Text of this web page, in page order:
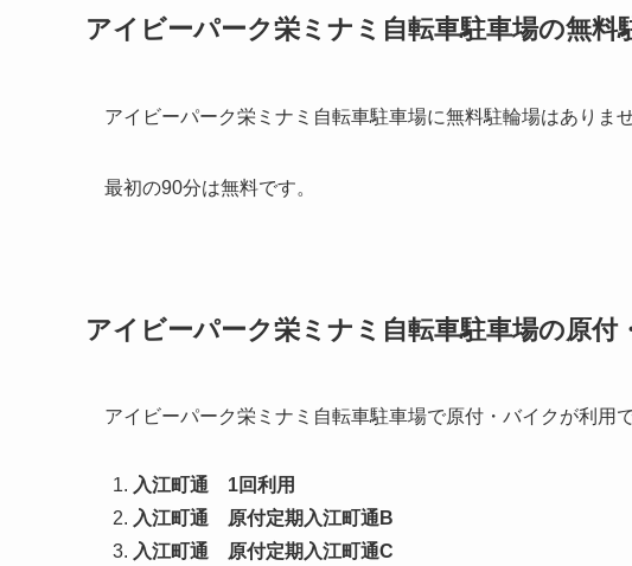
アイビーパーク栄ミナミ自転車駐車場の無料
アイビーパーク栄ミナミ自転車駐車場に無料駐輪場はありませ
最初の90分は無料です。
アイビーパーク栄ミナミ自転車駐車場の原付
アイビーパーク栄ミナミ自転車駐車場で原付・バイクが利用
入江町通 1回利用
入江町通 原付定期入江町通B
入江町通 原付定期入江町通C